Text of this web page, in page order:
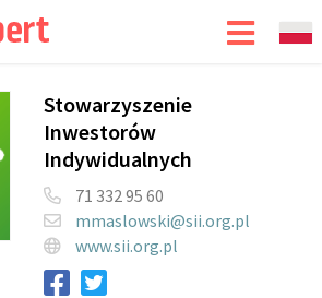
Stowarzyszenie
Inwestorów
Indywidualnych
71 332 95 60
mmaslowski@sii.org.pl
www.sii.org.pl